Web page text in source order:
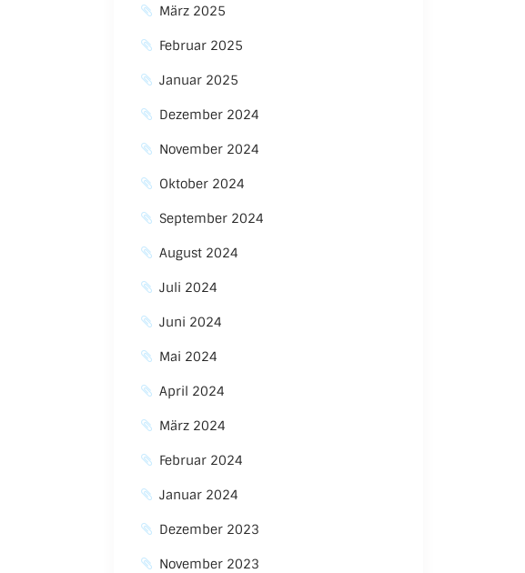
März 2025
Februar 2025
Januar 2025
Dezember 2024
November 2024
Oktober 2024
September 2024
August 2024
Juli 2024
Juni 2024
Mai 2024
April 2024
März 2024
Februar 2024
Januar 2024
Dezember 2023
November 2023